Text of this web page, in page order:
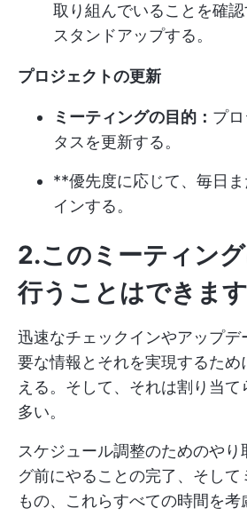
取り組んでいることを確
スタンドアップする。
プロジェクトの更新
ミーティングの目的： プ
タスを更新する。
**優先度に応じて、毎日
インする。
2.このミーティン
行うことはできま
迅速なチェックインやアップデ
要な情報とそれを実現するため
える。そして、それは割り当て
多い。
スケジュール調整のためのや
グ前にやることの完了、そし
もの、これらすべての時間を考